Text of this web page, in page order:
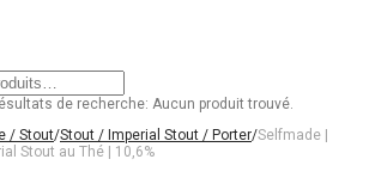
de recherche: Aucun produit trouvé.
/ Stout/Stout / Imperial Stout / Porter/Selfmade |
Stout au Thé | 10,6%